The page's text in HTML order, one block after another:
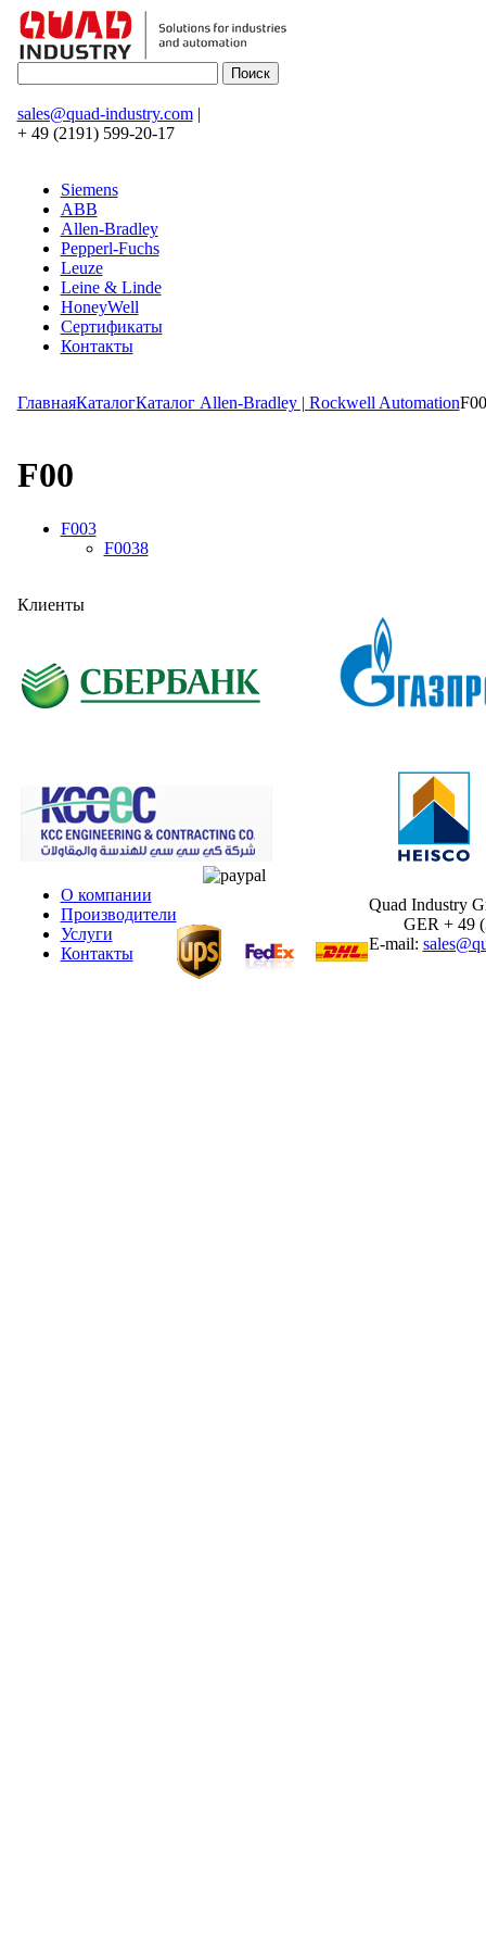
sales@quad-industry.com|
+ 49 (2191) 599-20-17
Siemens
ABB
Allen-Bradley
Pepperl-Fuchs
Leuze
Leine & Linde
HoneyWell
Сертификаты
Контакты
ГлавнаяКаталогКаталог Allen-Bradley | Rockwell AutomationF00
F00
F003
F0038
Клиенты
О компании
Производители
Услуги
Контакты
Quad Industry
GER + 49
E-mail: